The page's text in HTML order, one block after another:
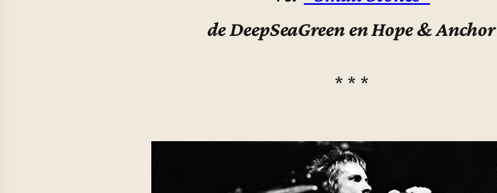
de DeepSeaGreen en Hope & Anchor
* * *